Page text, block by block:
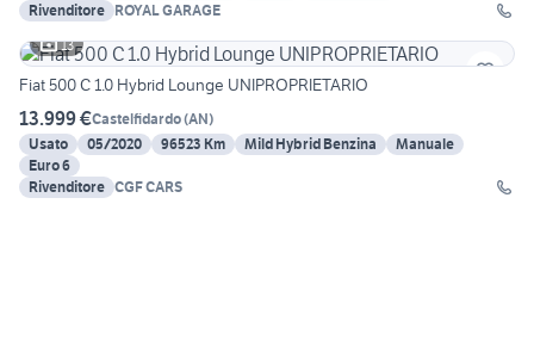
Rivenditore ROYAL GARAGE
13
Fiat 500 C 1.0 Hybrid Lounge UNIPROPRIETARIO
13.999 €Castelfidardo(AN)
Usato
05/2020 96523 Km Mild Hybrid Benzina
Manuale
Euro 6
Rivenditore CGF CARS